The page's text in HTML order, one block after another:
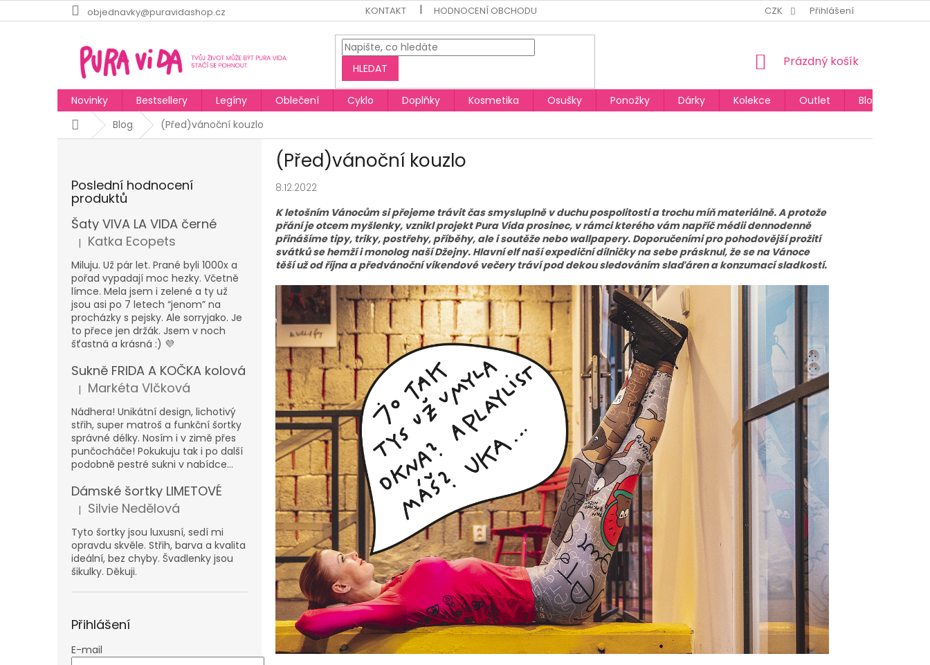
na
objednavky@puravidashop.cz KONTAKT HODNOCENÍ OBCHODU CZK Přihlášení
HLEDAT
NÁKUPNÍ
Prázdný košík
Novinky Bestsellery Legíny Oblečení Cyklo Doplňky Kosmetika Osušky Ponožky Dárky Kolekce Outlet
Blog
DomůBlog (Před)vánoční kouzlo
Poslední hodnocení
produktů
Šaty VIVA LA VIDA černé
Hodnocení produktu je 5 z 5 hvězdiček.
| Katka Ecopets
Miluju. Už pár let. Prané byli 1000x a
pořad vypadají moc hezky. Včetně
límce. Mela jsem i zelené a ty už
jsou asi po 7 letech “jenom” na
procházky s pejsky. Ale sorryjako. Je
to přece jen držák. Jsem v noch
šťastná a krásná :) 💜
Sukně FRIDA A KOČKA kolová
Hodnocení produktu je 5 z 5 hvězdiček.
| Markéta Vlčková
Nádhera! Unikátní design, lichotivý
střih, super matroš a funkční šortky
správné délky. Nosím i v zimě přes
punčocháče! Pokukuju tak i po další
podobně pestré sukni v nabídce...
Dámské šortky LIMETOVÉ
Hodnocení produktu je 5 z 5 hvězdiček.
| Silvie Nedělová
Tyto šortky jsou luxusní, sedí mi
opravdu skvěle. Střih, barva a kvalita
ideální, bez chyby. Švadlenky jsou
šikulky. Děkuji.
Přihlášení
E-mail
(Před)vánoční kouzlo
8.12.2022
K letošním Vánocům si přejeme trávit čas smysluplně v duchu pospolitosti a trochu míň materiálně. A protože
přání je otcem myšlenky, vznikl projekt Pura Vida prosinec, v rámci kterého vám napříč médii dennodenně
přinášíme tipy, triky, postřehy, příběhy, ale i soutěže nebo wallpapery. Doporučeními pro pohodovější prožití
svátků se hemží i monolog naší Džejny. Hlavní elf naší expediční dílničky na sebe prásknul, že se na Vánoce
těší už od října a předvánoční víkendové večery tráví pod dekou sledováním slaďáren a konzumací sladkostí.